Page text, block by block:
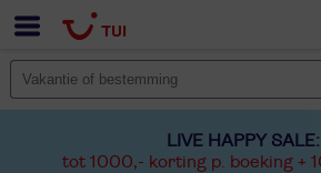
LIVE HAPPY SALE:
tot 1000,- korting p. boeking +